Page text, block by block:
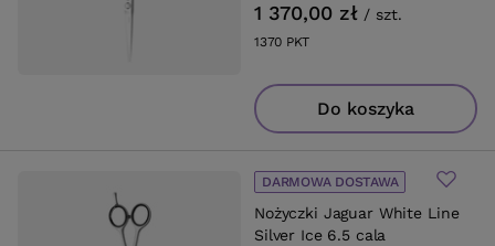
1 370,00 zł / szt.
1370 PKT
Do koszyka
Nożyczki Jaguar White Line
Silver Ice 6.5 cala
DARMOWA DOSTAWA